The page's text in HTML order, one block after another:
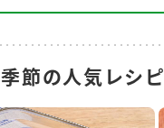
季節の人気レシピ